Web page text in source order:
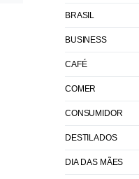
BRASIL
BUSINESS
CAFÉ
COMER
CONSUMIDOR
DESTILADOS
DIA DAS MÃES